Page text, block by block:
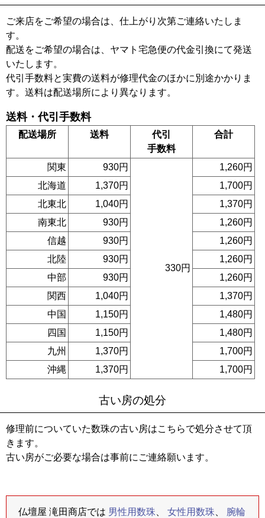
ご来店をご希望の場合は、仕上がり次第ご連絡いたしま
す。
配送をご希望の場合は、ヤマト宅急便の代金引換にて発送
いたします。
代引手数料と実費の送料が修理代金のほかに別途かかりま
す。送料は配送場所により異なります。
送料・代引手数料
配送場所 送料
代引
手数料
合計
関東 930円
330円
1,260円
北海道
1,370円
1,700円
北東北
1,040円
1,370円
南東北
930円
1,260円
信越
930円
1,260円
北陸
930円
1,260円
中部
930円
1,260円
関西
1,040円
1,370円
中国
1,150円
1,480円
四国
1,150円
1,480円
九州
1,370円
1,700円
沖縄
1,370円 1,700円
古い房の処分
修理前についていた数珠の古い房はこちらで処分させて頂
きます。
古い房がご必要な場合は事前にご連絡願います。
仏壇屋 滝田商店では 男性用数珠 女性用数珠
腕輪